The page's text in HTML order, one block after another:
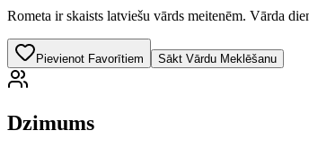
Rometa ir skaists latviešu vārds meitenēm. Vārda
Pievienot Favorītiem Sākt Vārdu Meklēšanu
Dzimums